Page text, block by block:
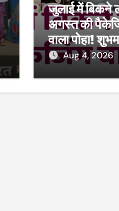
जुलाई में बिकने
अगस्त की
वाला पोहा!
मार्ट का कमाल,
विभाग ने की
Aug 4, 2026